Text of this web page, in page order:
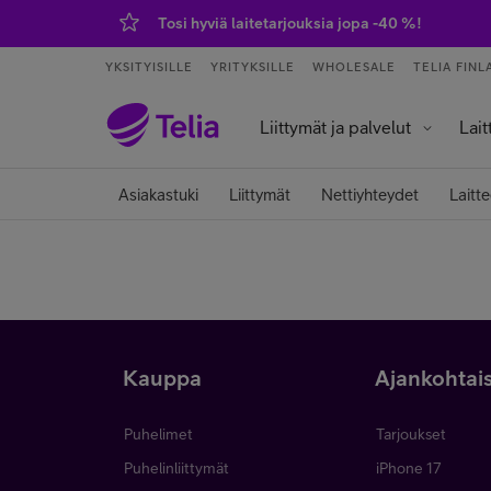
Tosi hyviä laitetarjouksia jopa -40 %!
YKSITYISILLE YRITYKSILLE WHOLESALE TELIA
Liittymät ja palvelut
Asiakastuki Liittymät Nettiyhteydet
Kauppa
Puhelimet
Puhelinliittymät
Tarjoukset
iPhone 17